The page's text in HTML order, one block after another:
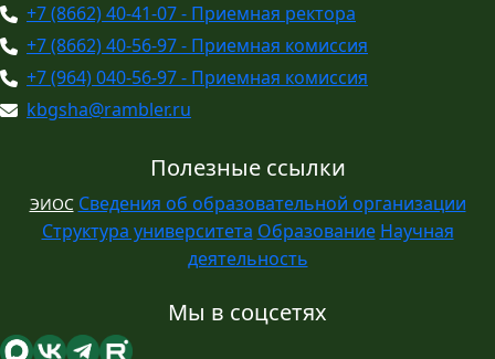
+7 (8662) 40-41-07 - Приемная ректора
+7 (8662) 40-56-97 - Приемная комиссия
+7 (964) 040-56-97 - Приемная комиссия
kbgsha@rambler.ru
Полезные ссылки
ЭИОС Сведения об образовательной организации
Структура университета Образование Научная
деятельность
Мы в соцсетях